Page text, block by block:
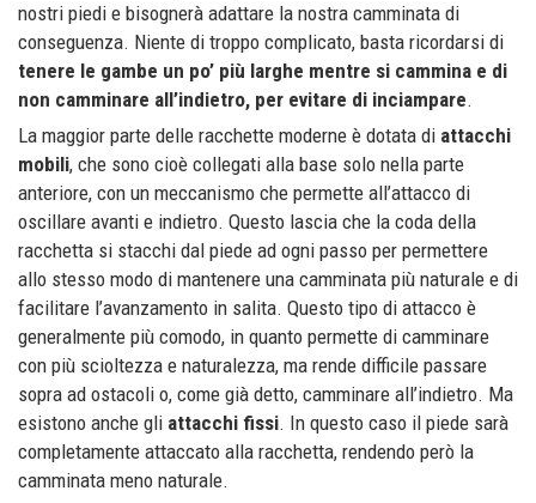
nostri piedi e bisognerà adattare la nostra camminata di
conseguenza. Niente di troppo complicato, basta ricordarsi di
tenere le gambe un po’ più larghe mentre si cammina e di
non camminare all’indietro, per evitare di inciampare.
La maggior parte delle racchette moderne è dotata di attacchi
mobili, che sono cioè collegati alla base solo nella parte
anteriore, con un meccanismo che permette all’attacco di
oscillare avanti e indietro. Questo lascia che la coda della
racchetta si stacchi dal piede ad ogni passo per permettere
allo stesso modo di mantenere una camminata più naturale e di
facilitare l’avanzamento in salita. Questo tipo di attacco è
generalmente più comodo, in quanto permette di camminare
con più scioltezza e naturalezza, ma rende difficile passare
sopra ad ostacoli o, come già detto, camminare all’indietro. Ma
esistono anche gli attacchi fissi. In questo caso il piede sarà
completamente attaccato alla racchetta, rendendo però la
camminata meno naturale.